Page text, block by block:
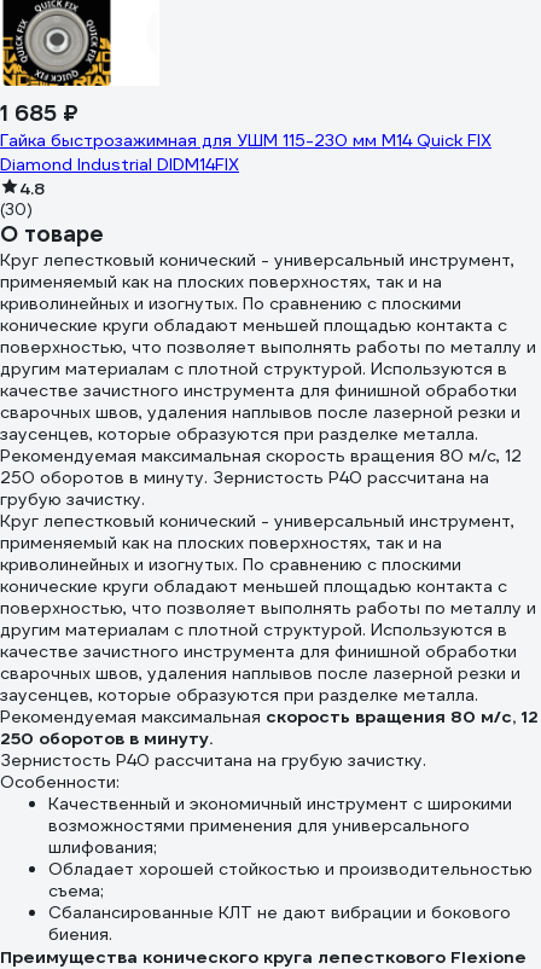
1 685 ₽
Гайка быстрозажимная для УШМ 115-230 мм М14 Quick FIX
Diamond Industrial DIDM14FIX
4.8
(30)
О товаре
Круг лепестковый конический - универсальный инструмент,
применяемый как на плоских поверхностях, так и на
криволинейных и изогнутых. По сравнению с плоскими
конические круги обладают меньшей площадью контакта с
поверхностью, что позволяет выполнять работы по металлу и
другим материалам с плотной структурой. Используются в
качестве зачистного инструмента для финишной обработки
сварочных швов, удаления наплывов после лазерной резки и
заусенцев, которые образуются при разделке металла.
Рекомендуемая максимальная скорость вращения 80 м/с, 12
250 оборотов в минуту. Зернистость Р40 рассчитана на
грубую зачистку.
Круг лепестковый конический - универсальный инструмент,
применяемый как на плоских поверхностях, так и на
криволинейных и изогнутых. По сравнению с плоскими
конические круги обладают меньшей площадью контакта с
поверхностью, что позволяет выполнять работы по металлу и
другим материалам с плотной структурой. Используются в
качестве зачистного инструмента для финишной обработки
сварочных швов, удаления наплывов после лазерной резки и
заусенцев, которые образуются при разделке металла.
Рекомендуемая максимальная скорость вращения 80 м/с, 12
250 оборотов в минуту.
Зернистость Р40 рассчитана на грубую зачистку.
Особенности:
Качественный и экономичный инструмент с широкими
возможностями применения для универсального
шлифования;
Обладает хорошей стойкостью и производительностью
съема;
Сбалансированные КЛТ не дают вибрации и бокового
биения.
Преимущества конического круга лепесткового Flexione